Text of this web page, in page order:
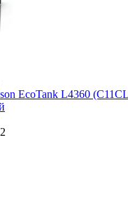
EcoTank L4360